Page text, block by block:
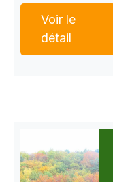
Voir le
détail